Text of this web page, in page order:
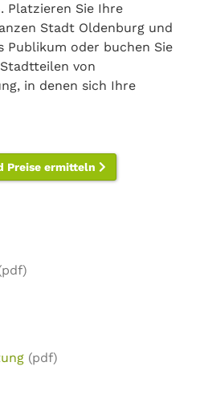
Platzieren Sie Ihre
Stadt Oldenburg und
Publikum oder buchen Sie
von
in denen sich Ihre
Preise ermitteln
(pdf)